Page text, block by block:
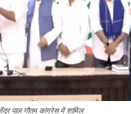
पाल गौतम कांग्रेस में शामिल